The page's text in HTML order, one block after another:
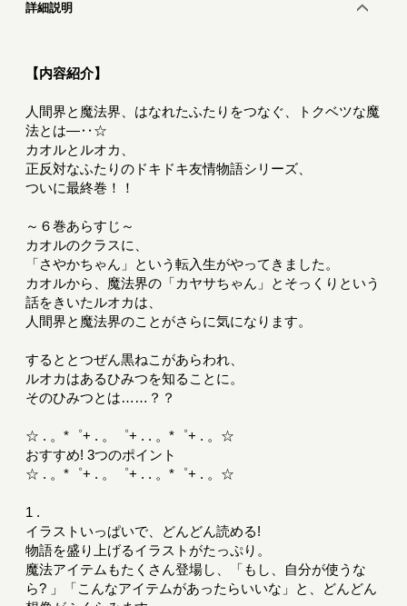
詳細説明
【内容紹介】
人間界と魔法界、はなれたふたりをつなぐ、トクベツな魔
法とは―‥☆
カオルとルオカ、
正反対なふたりのドキドキ友情物語シリーズ、
ついに最終巻！！
～６巻あらすじ～
カオルのクラスに、
「さやかちゃん」という転入生がやってきました。
カオルから、魔法界の「カヤサちゃん」とそっくりという
話をきいたルオカは、
人間界と魔法界のことがさらに気になります。
するととつぜん黒ねこがあらわれ、
ルオカはあるひみつを知ることに。
そのひみつとは……？？
☆ . 。*゜+ . 。゜+ . . 。*゜+ . 。☆
おすすめ! 3つのポイント
☆ . 。*゜+ . 。゜+ . . 。*゜+ . 。☆
1 .
イラストいっぱいで、どんどん読める!
物語を盛り上げるイラストがたっぷり。
魔法アイテムもたくさん登場し、「もし、自分が使うな
ら? 」「こんなアイテムがあったらいいな」と、どんどん